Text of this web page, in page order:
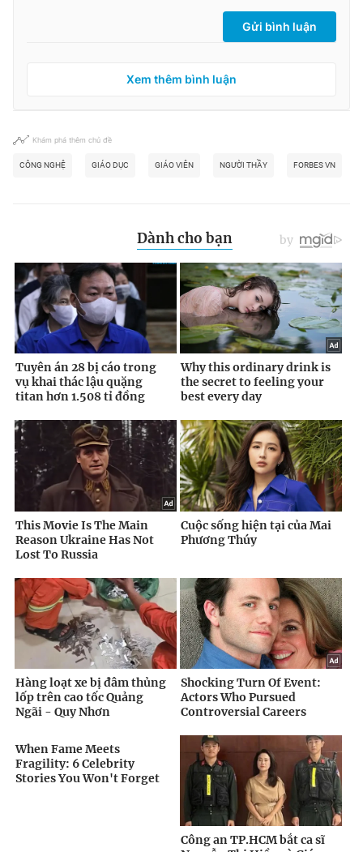
Gửi bình luận
Xem thêm bình luận
Khám phá thêm chủ đề
CÔNG NGHỆ GIÁO DỤC GIÁO VIÊN NGƯỜI THẦY FORBES VN